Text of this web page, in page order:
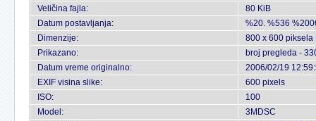
Veličina fajla:
80 KiB
Datum postavljanja:
%20. %536
Dimenzije:
800 x 600 piksela
Prikazano:
broj pregleda -
Datum vreme originalno:
2006/02/19
EXIF visina slike:
600 pixels
ISO:
100
Model:
3MDSC